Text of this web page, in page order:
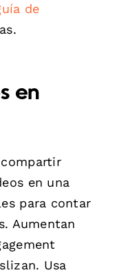
de
en
en una
para contar
Aumentan
Usa